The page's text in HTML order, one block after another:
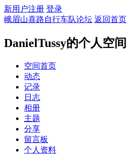
新用户注册 登录
峨眉山喜路自行车队论坛 返回首页
DanielTussy的个人空间
空间首页
动态
记录
日志
相册
主题
分享
留言板
个人资料